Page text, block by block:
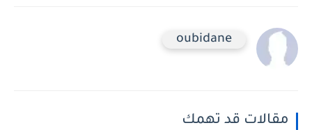
oubidane
مقالات قد تهمك